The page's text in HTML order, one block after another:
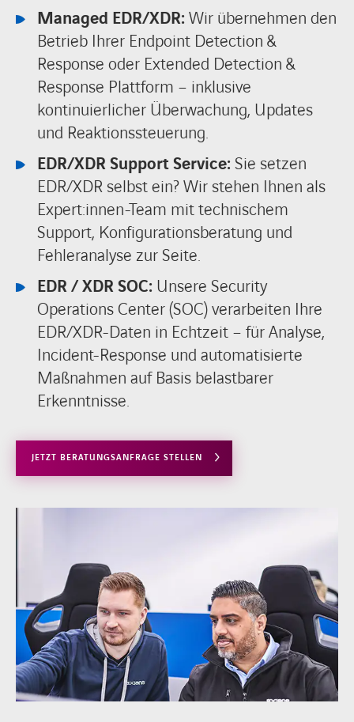
Managed EDR/XDR: Wir übernehmen den
Betrieb Ihrer Endpoint Detection &
Response oder Extended Detection &
Response Plattform – inklusive
kontinuierlicher Überwachung, Updates
und Reaktionssteuerung.
EDR/XDR Support Service: Sie setzen
EDR/XDR selbst ein? Wir stehen Ihnen als
Expert:innen-Team mit technischem
Support, Konfigurationsberatung und
Fehleranalyse zur Seite.
EDR / XDR SOC: Unsere Security
Operations Center (SOC) verarbeiten Ihre
EDR/XDR-Daten in Echtzeit – für Analyse,
Incident-Response und automatisierte
Maßnahmen auf Basis belastbarer
Erkenntnisse.
JETZT BERATUNGSANFRAGE STELLEN